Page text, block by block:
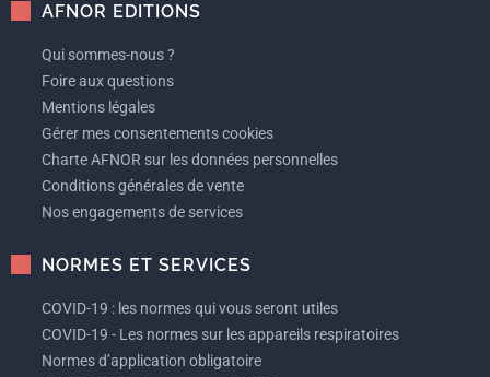
AFNOR EDITIONS
Qui sommes-nous ?
Foire aux questions
Mentions légales
Gérer mes consentements cookies
Charte AFNOR sur les données personnelles
Conditions générales de vente
Nos engagements de services
NORMES ET SERVICES
COVID-19 : les normes qui vous seront utiles
COVID-19 - Les normes sur les appareils respiratoires
Normes d’application obligatoire